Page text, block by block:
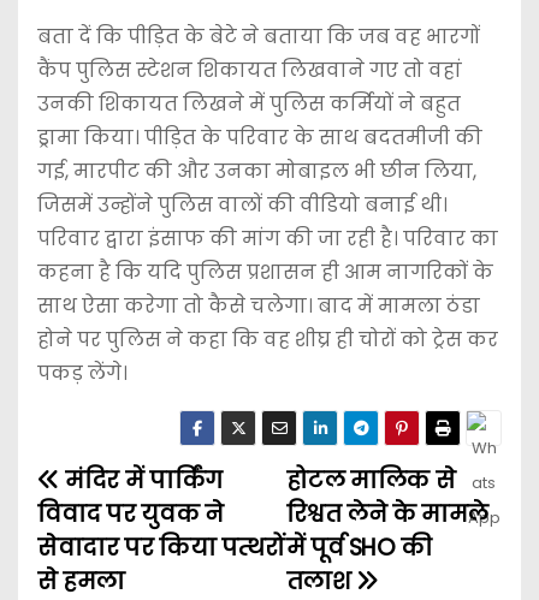
बता दें कि पीड़ित के बेटे ने बताया कि जब वह भारगों
कैंप पुलिस स्टेशन शिकायत लिखवाने गए तो वहां
उनकी शिकायत लिखने में पुलिस कर्मियों ने बहुत
ड्रामा किया। पीड़ित के परिवार के साथ बदतमीजी की
गई, मारपीट की और उनका मोबाइल भी छीन लिया,
जिसमें उन्होंने पुलिस वालों की वीडियो बनाई थी।
परिवार द्वारा इंसाफ की मांग की जा रही है। परिवार का
कहना है कि यदि पुलिस प्रशासन ही आम नागरिकों के
साथ ऐसा करेगा तो कैसे चलेगा। बाद में मामला ठंडा
होने पर पुलिस ने कहा कि वह शीघ्र ही चोरों को ट्रेस कर
पकड़ लेंगे।
होटल मालिक से
रिश्वत लेने के मामले
में पूर्व SHO की
तलाश
मंदिर में पार्किंग
विवाद पर युवक ने
सेवादार पर किया पत्थरों
से हमला